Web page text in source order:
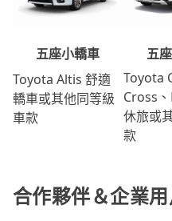
五座小轎車
Toyota Altis 舒適
轎車或其他同等級
車款
五
Toyota
Cross
休旅或
款
合作夥伴＆企業用